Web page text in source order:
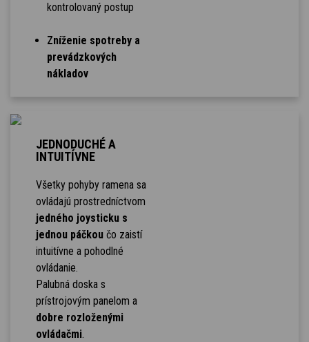
kontrolovaný postup
Zníženie spotreby a
prevádzkových
nákladov
JEDNODUCHÉ A
INTUITÍVNE
Všetky pohyby ramena sa
ovládajú prostredníctvom
jedného joysticku s
jednou páčkoučo zaistí
intuitívne a pohodlné
ovládanie.
Palubná doska s
prístrojovým panelom a
dobre rozloženými
ovládačmi.